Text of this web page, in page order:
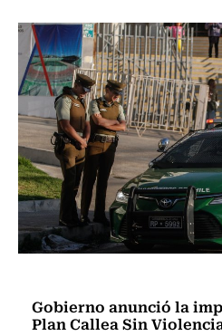
Gobierno anunció la
Plan Callea Sin